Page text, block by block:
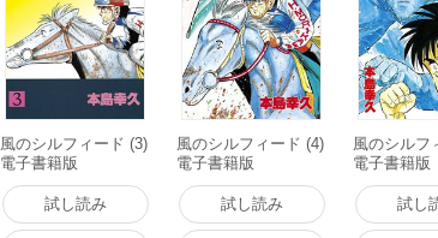
風のシルフィード (3)
電子書籍版
試し読み
風のシルフィード (4)
電子書籍版
試し読み
風のシルフ
電子書籍版
試し